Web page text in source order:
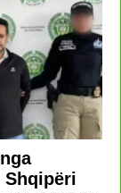
Shqipëri